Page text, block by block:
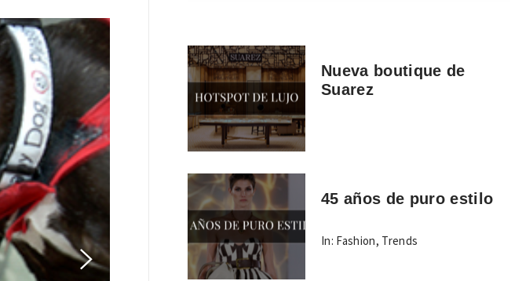
Nueva boutique de
Suarez
45 años de puro estilo
In: Fashion, Trends